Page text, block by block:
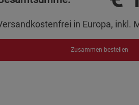
in Europa, inkl.
Zusammen bestellen